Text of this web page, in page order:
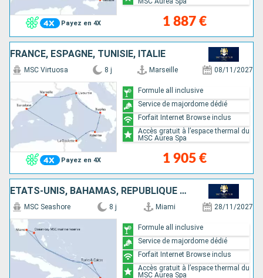
Payez en 4X 1 887 €
FRANCE, ESPAGNE, TUNISIE, ITALIE
Payez en 4X
MSC Virtuosa 8 j Marseille 08/11/2027
1 905 €
Formule all inclusive
Service de majordome dédié
Forfait Internet Browse inclus
Accès gratuit à l’espace thermal du
MSC Aurea Spa
ÉTATS-UNIS, BAHAMAS, RÉPUBLIQUE DOMINICAINE, ÎLES TURQUES-ET-CAÏQUES
MSC Seashore 8 j Miami 28/11/2027
Formule all inclusive
Service de majordome dédié
Forfait Internet Browse inclus
Accès gratuit à l’espace thermal du
MSC Aurea Spa